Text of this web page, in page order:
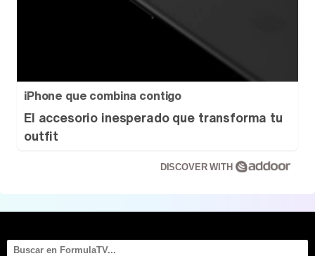
iPhone que combina contigo
El accesorio inesperado que transforma tu
outfit
DISCOVER WITH